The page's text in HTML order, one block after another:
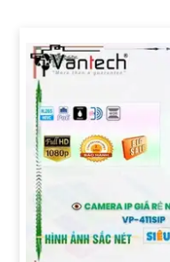
đáng tin cậy và dễ sử
Điểm mạnh của
tốt và hỗ trợ khách
kỹ thuật chuyên
chọn giải pháp
sách của bạn.
Nếu bạn đang tìm
tốt cho ngôi nhà hoặc
Vantech Việt Nam là
thể tin tưởng.